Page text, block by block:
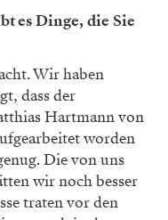
es Dinge, die Sie
Wir haben
dass der
Hartmann von
worden
Die von uns
wir noch besser
traten vor den